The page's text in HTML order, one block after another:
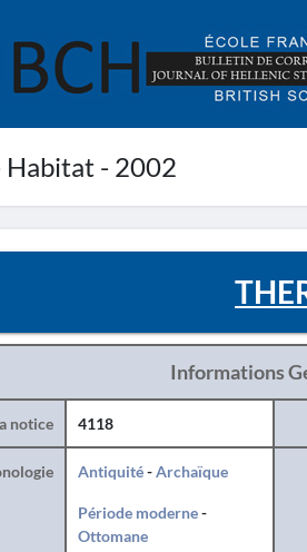
Habitat - 2002
Informations
notice 4118
Antiquité-Archaïque
Période moderne-
Ottomane